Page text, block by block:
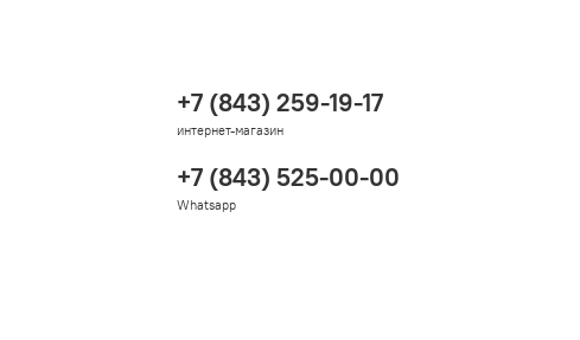
+7 (843) 259-19-17
интернет-магазин
+7 (843) 525-00-00
Whatsapp